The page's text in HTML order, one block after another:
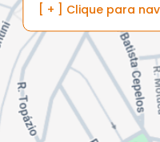
[ + ] Clique para